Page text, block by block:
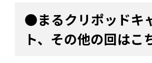
●まるクリポッドキ
ト、その他の回はこ